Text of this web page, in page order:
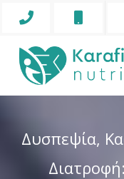
Phone
Δυσπεψία,